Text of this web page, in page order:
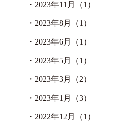
・ 2023年11月（1）
・ 2023年8月（1）
・ 2023年6月（1）
・ 2023年5月（1）
・ 2023年3月（2）
・ 2023年1月（3）
・ 2022年12月（1）